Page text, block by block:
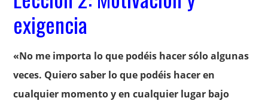
exigencia
«No me importa lo que podéis hacer sólo algunas
veces. Quiero saber lo que podéis hacer en
cualquier momento y en cualquier lugar bajo